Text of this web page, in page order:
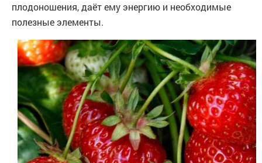
плодоношения, даёт ему энергию и необходимые
полезные элементы.